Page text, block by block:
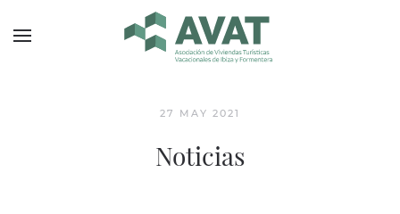
Skip to main content
27 MAY 2021
Noticias